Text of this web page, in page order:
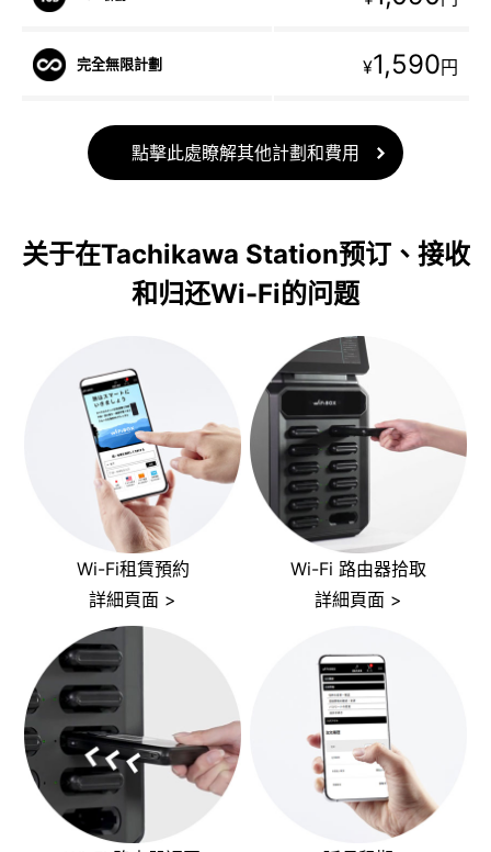
完全無限計劃 ¥1,590円
點擊此處瞭解其他計劃和費用
关于在Tachikawa Station预订、接收
和归还Wi-Fi的问题
Wi-Fi租賃預約
詳細頁面 >
Wi-Fi 路由器拾取
詳細頁面 >